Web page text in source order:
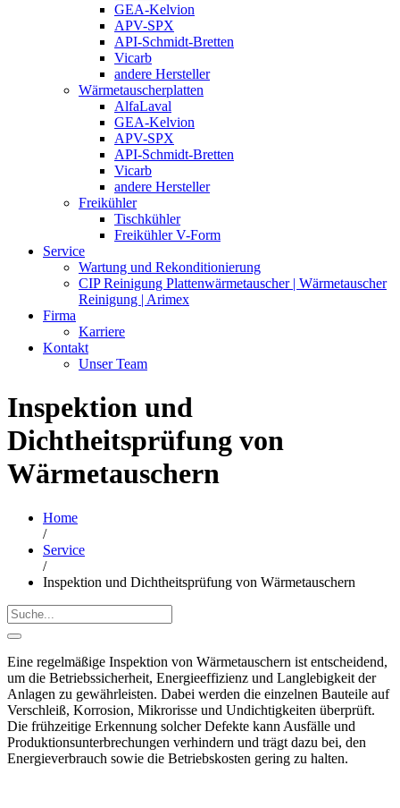
GEA-Kelvion
APV-SPX
API-Schmidt-Bretten
Vicarb
andere Hersteller
Wärmetauscherplatten
AlfaLaval
GEA-Kelvion
APV-SPX
API-Schmidt-Bretten
Vicarb
andere Hersteller
Freikühler
Tischkühler
Freikühler V-Form
Service
Wartung und Rekonditionierung
CIP Reinigung Plattenwärmetauscher | Wärmetauscher
Reinigung | Arimex
Firma
Karriere
Kontakt
Unser Team
Inspektion und
Dichtheitsprüfung von
Wärmetauschern
Home
/
Service
/
Inspektion und Dichtheitsprüfung von Wärmetauschern
Eine regelmäßige Inspektion von Wärmetauschern ist entscheidend,
um die Betriebssicherheit, Energieeffizienz und Langlebigkeit der
Anlagen zu gewährleisten. Dabei werden die einzelnen Bauteile auf
Verschleiß, Korrosion, Mikrorisse und Undichtigkeiten überprüft.
Die frühzeitige Erkennung solcher Defekte kann Ausfälle und
Produktionsunterbrechungen verhindern und trägt dazu bei, den
Energieverbrauch sowie die Betriebskosten gering zu halten.